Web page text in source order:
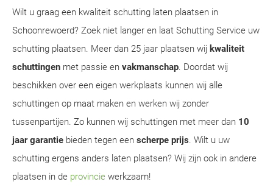
Wilt u graag een kwaliteit schutting laten plaatsen in
Schoonrewoerd? Zoek niet langer en laat Schutting Service uw
schutting plaatsen. Meer dan 25 jaar plaatsen wij kwaliteit
schuttingen met passie en vakmanschap. Doordat wij
beschikken over een eigen werkplaats kunnen wij alle
schuttingen op maat maken en werken wij zonder
tussenpartijen. Zo kunnen wij schuttingen met meer dan 10
jaar garantie bieden tegen een scherpe prijs. Wilt u uw
schutting ergens anders laten plaatsen? Wij zijn ook in andere
plaatsen in de provincie werkzaam!